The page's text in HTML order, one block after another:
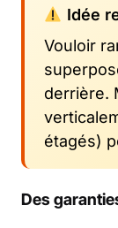
Idée
Vouloir
derrière.
étagés)
Des